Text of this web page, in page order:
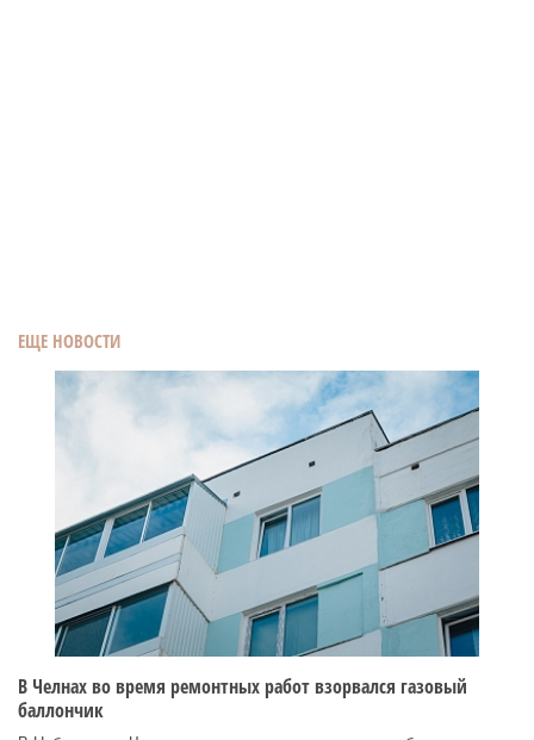
ЕЩЕ НОВОСТИ
В Челнах во время ремонтных работ взорвался газовый
баллончик